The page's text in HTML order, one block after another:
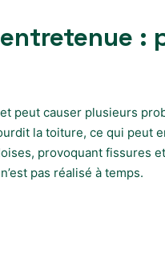
peut causer plusieurs
la toiture, ce qui
provoquant
pas réalisé à temps.